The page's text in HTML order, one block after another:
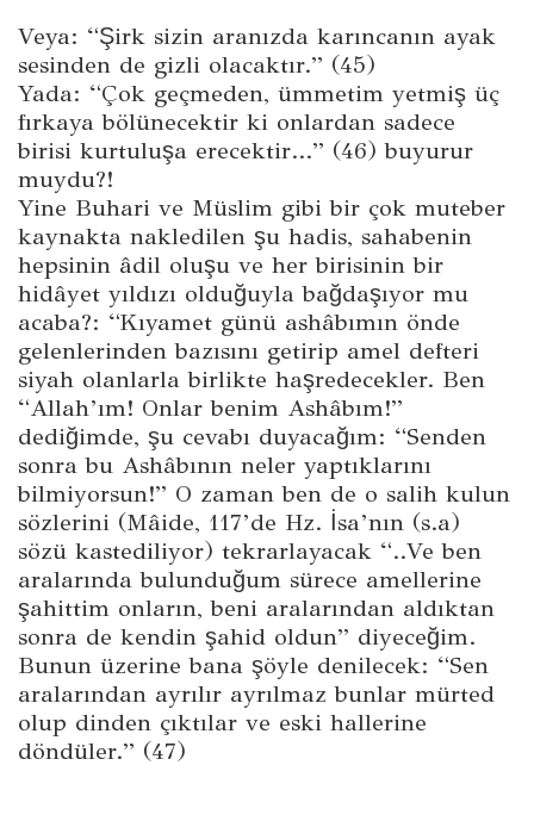
Veya: “Şirk sizin aranızda karıncanın ayak
sesinden de gizli olacaktır.” (45)
Yada: “Çok geçmeden, ümmetim yetmiş üç
fırkaya bölünecektir ki onlardan sadece
birisi kurtuluşa erecektir…” (46) buyurur
muydu?!
Yine Buhari ve Müslim gibi bir çok muteber
kaynakta nakledilen şu hadis, sahabenin
hepsinin âdil oluşu ve her birisinin bir
hidâyet yıldızı olduğuyla bağdaşıyor mu
acaba?: “Kıyamet günü ashâbımın önde
gelenlerinden bazısını getirip amel defteri
siyah olanlarla birlikte haşredecekler. Ben
“Allah’ım! Onlar benim Ashâbım!”
dediğimde, şu cevabı duyacağım: “Senden
sonra bu Ashâbının neler yaptıklarını
bilmiyorsun!” O zaman ben de o salih kulun
sözlerini (Mâide, 117’de Hz. İsa’nın (s.a)
sözü kastediliyor) tekrarlayacak “..Ve ben
aralarında bulunduğum sürece amellerine
şahittim onların, beni aralarından aldıktan
sonra de kendin şahid oldun” diyeceğim.
Bunun üzerine bana şöyle denilecek: “Sen
aralarından ayrılır ayrılmaz bunlar mürted
olup dinden çıktılar ve eski hallerine
döndüler.” (47)